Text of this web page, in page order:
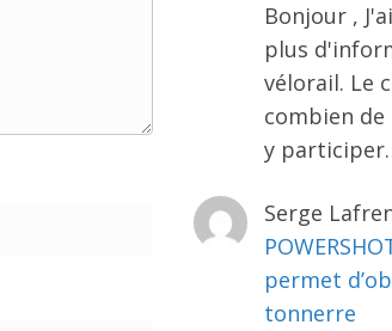
Bonjour ,
plus
vélorail. Le
combien
y
Serge
permet
tonnerre